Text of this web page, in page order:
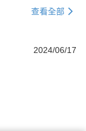
查看全部
2024/06/17